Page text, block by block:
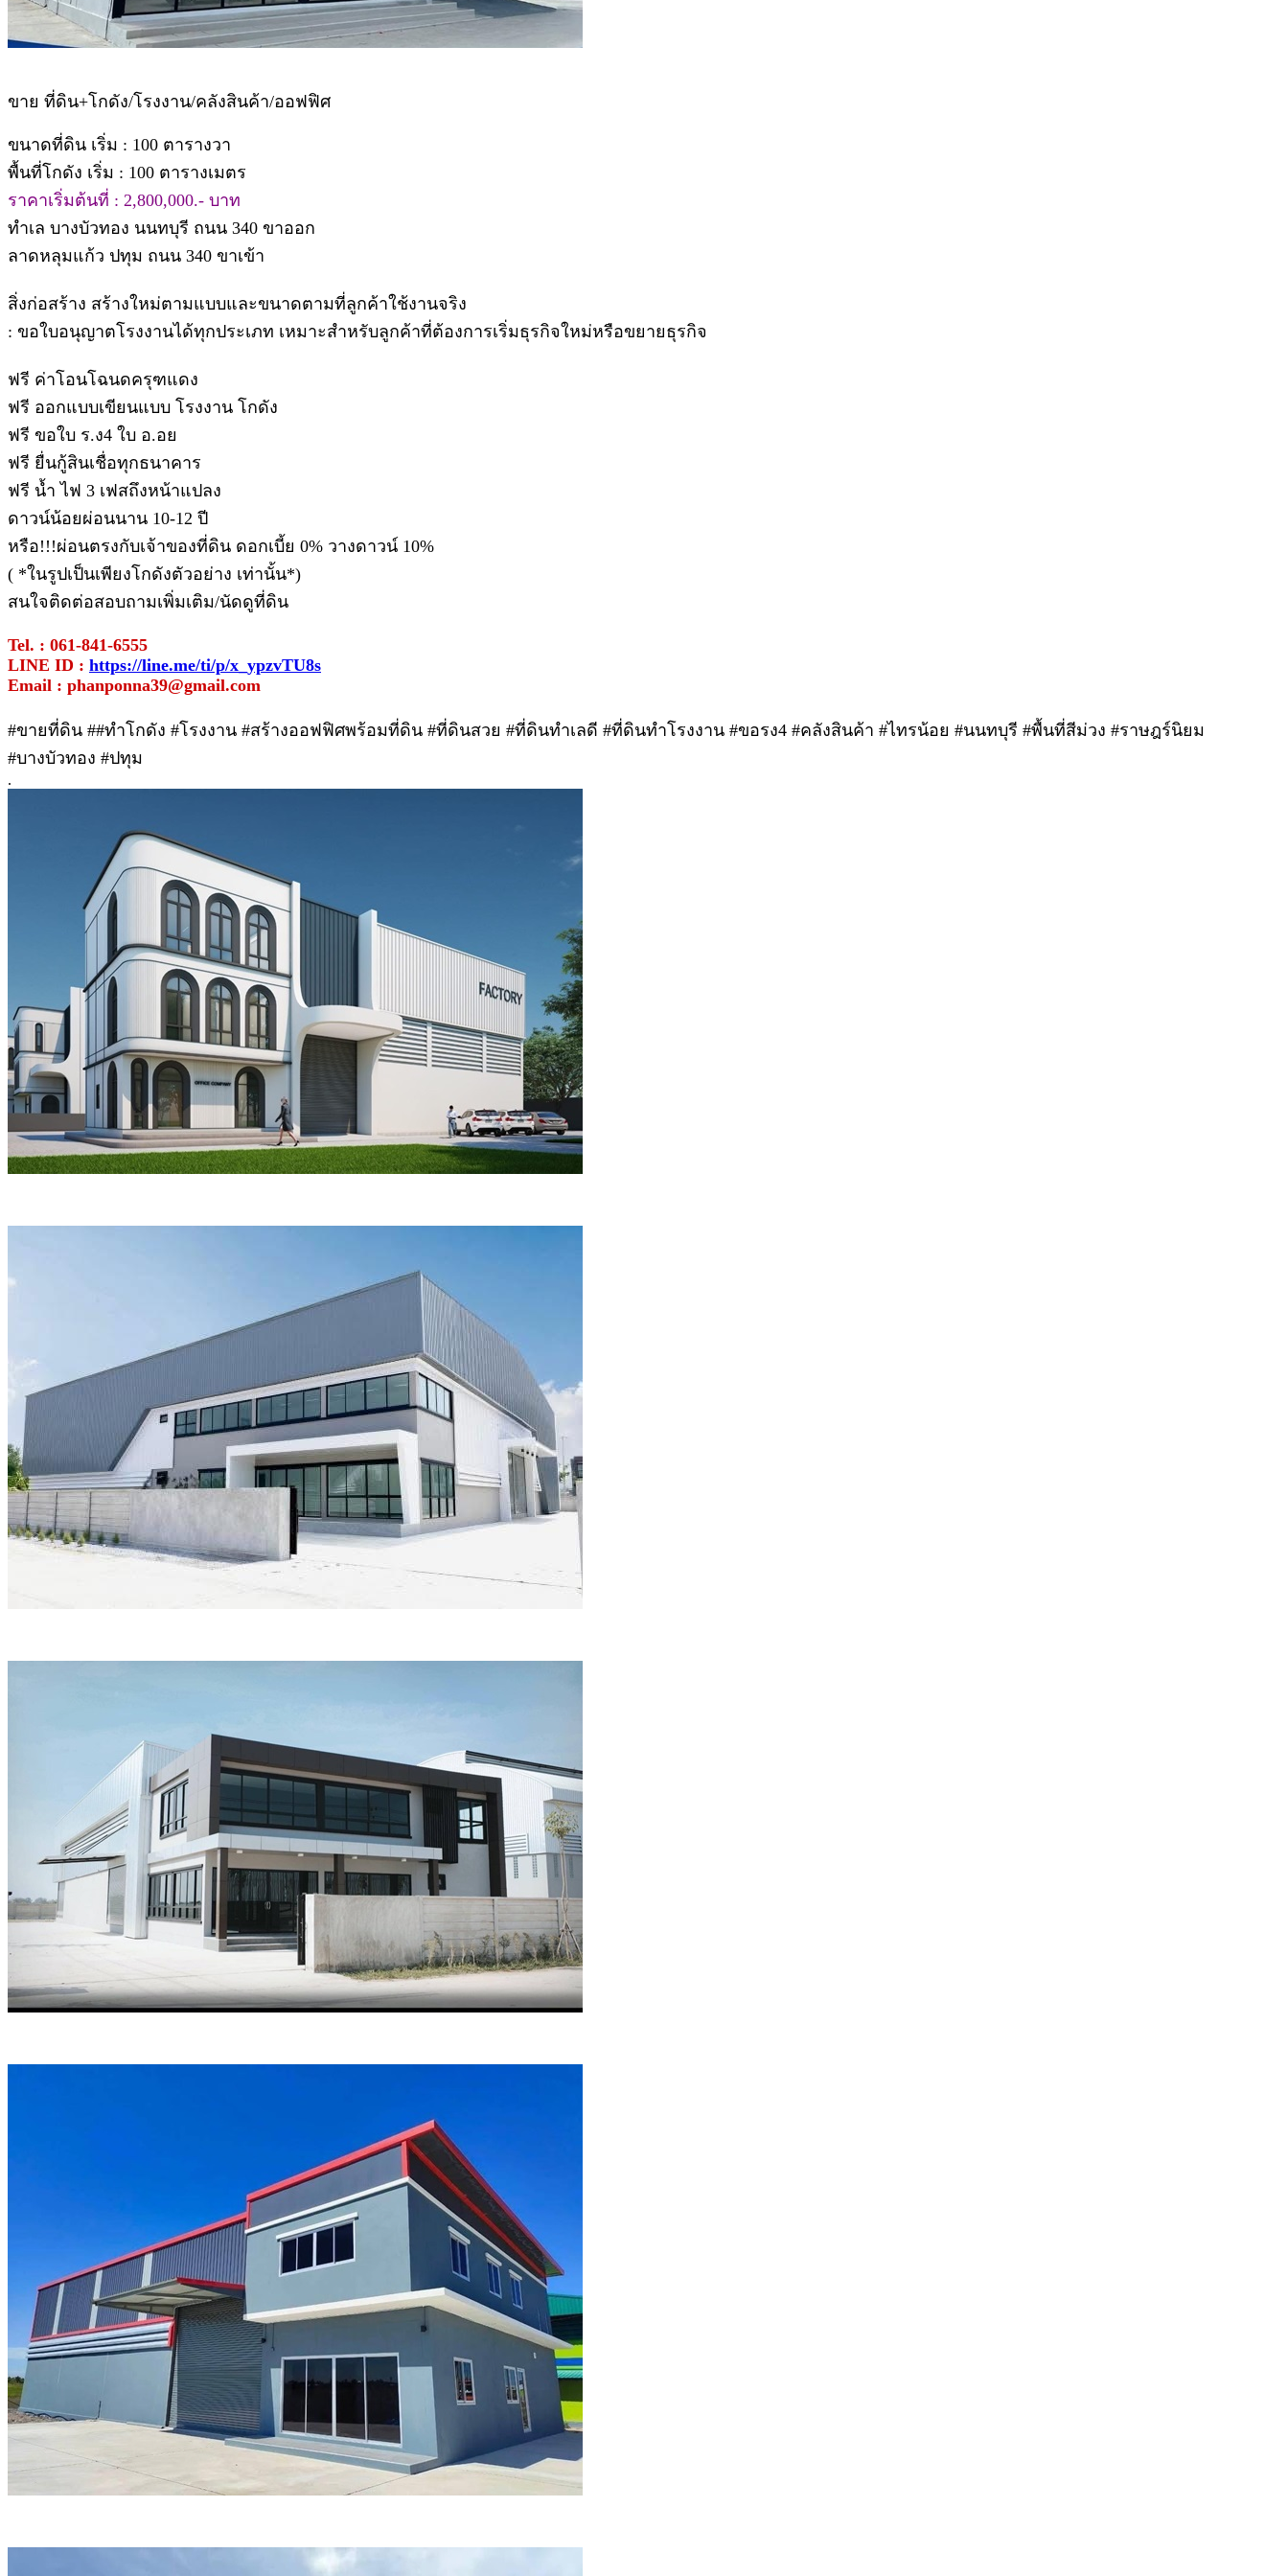
ขาย ที่ดิน+โกดัง/โรงงาน/คลังสินค้า/ออฟฟิศ
ขนาดที่ดิน เริ่ม : 100 ตารางวา
พื้นที่โกดัง เริ่ม : 100 ตารางเมตร
ราคาเริ่มต้นที่ : 2,800,000.- บาท
ทำเล บางบัวทอง นนทบุรี ถนน 340 ขาออก
ลาดหลุมแก้ว ปทุม ถนน 340 ขาเข้า
สิ่งก่อสร้าง สร้างใหม่ตามแบบและขนาดตามที่ลูกค้าใช้งานจริง
: ขอใบอนุญาตโรงงานได้ทุกประเภท เหมาะสำหรับลูกค้าที่ต้องการเริ่มธุรกิจใหม่หรือขยายธุรกิจ
ฟรี ค่าโอนโฉนดครุฑแดง
ฟรี ออกแบบเขียนแบบ โรงงาน โกดัง
ฟรี ขอใบ ร.ง4 ใบ อ.อย
ฟรี ยื่นกู้สินเชื่อทุกธนาคาร
ฟรี น้ำ ไฟ 3 เฟสถึงหน้าแปลง
ดาวน์น้อยผ่อนนาน 10-12 ปี
หรือ!!!ผ่อนตรงกับเจ้าของที่ดิน ดอกเบี้ย 0% วางดาวน์ 10%
( *ในรูปเป็นเพียงโกดังตัวอย่าง เท่านั้น*)
สนใจติดต่อสอบถามเพิ่มเติม/นัดดูที่ดิน
Tel. : 061-841-6555
LINE ID : https://line.me/ti/p/x_ypzvTU8s
Email : phanponna39@gmail.com
#ขายที่ดิน ##ทําโกดัง #โรงงาน #สร้างออฟฟิศพร้อมที่ดิน #ที่ดินสวย #ที่ดินทำเลดี #ที่ดินทำโรงงาน #ขอรง4 #คลังสินค้า #ไทรน้อย #นนทบุรี #พื้นที่สีม่วง #ราษฎร์นิยม
#บางบัวทอง #ปทุม
.